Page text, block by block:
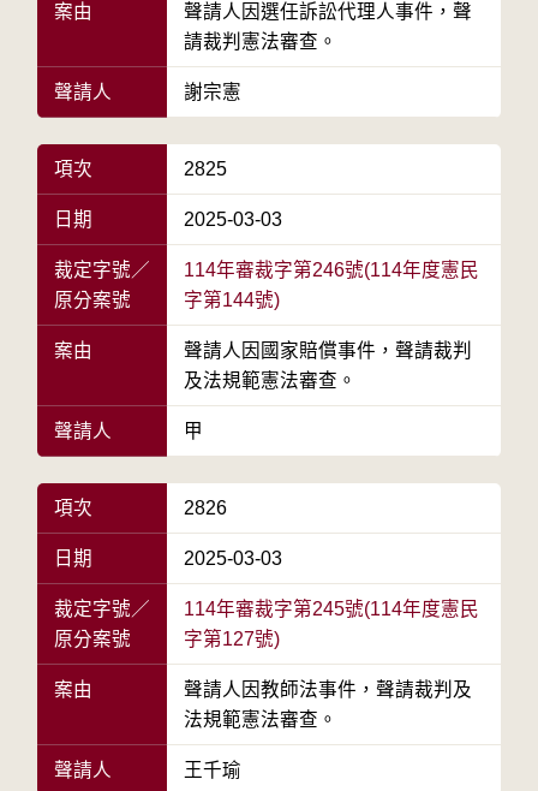
案由
聲請人因選任訴訟代理人事件，聲
請裁判憲法審查。
聲請人 謝宗憲
項次 2825
日期 2025-03-03
裁定字號／
原分案號
114年審裁字第246號(114年度憲民
字第144號)
案由
聲請人因國家賠償事件，聲請裁判
及法規範憲法審查。
聲請人 甲
項次 2826
日期 2025-03-03
裁定字號／
原分案號
114年審裁字第245號(114年度憲民
字第127號)
案由
聲請人因教師法事件，聲請裁判及
法規範憲法審查。
聲請人 王千瑜